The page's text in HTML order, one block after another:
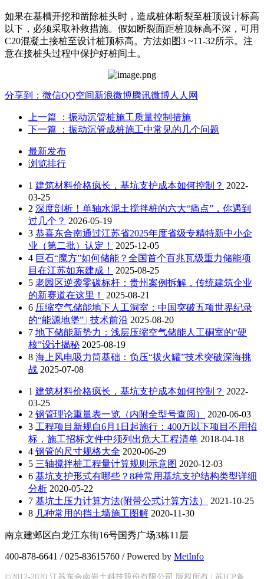
如果在基槽开挖和凿除桩头时，造成桩体断裂至桩顶设计标高
以下，必须采取补救措施。假如断裂面距桩顶标高不深，可用
C20混凝土接桩至设计桩顶标高。方法如图3 ~11-32所示。注
意在接桩头过程中保护好桩间土。
分享到： 微信QQ空间新浪微博腾讯微博人人网
上一篇
：振动沉管桩施工质量控制措施
下一篇
：振动沉管成桩施工中常见的几个问题
最新发布
浏览排行
1 建筑材料价格疯长，基坑支护成本如何控制？ 2022-
03-25
2 深度剖析！单轴水泥土搅拌桩的六大“痛点”，你遇到
过几个？ 2026-05-19
3 恭喜东合南通过江苏省2025年度省级专精特新中小企
业（第二批）认定！
2025-12-05
4 巨石“魔方”如何储能？全国首个百兆瓦级重力储能项
目在江苏如东建成！
2025-08-25
5 老园区逆袭零碳标杆：贵州案例拆解，传统建筑企业
的新赛道在这里！
2025-08-21
6 压缩空气储能地下人工洞室：中国突破五项世界纪录
的“能源地堡” | 技术前沿 2025-08-20
7 地下储能新势力：浅层压缩空气储能人工硐室的“硬
核”设计揭秘 2025-08-19
8 海上风电吸力筒基础：负压“拔火罐”技术突破深海挑
战 2025-07-08
1 建筑材料价格疯长，基坑支护成本如何控制？ 2022-
03-25
2 钢管理论重量表一览（内附全型号查阅）
2020-06-03
3 工程项目新规自6月1日起施行：400万以下项目不用招
标，施工招标文件中须列出危大工程清单 2018-04-18
4 钢管的尺寸规格大全 2020-06-29
5 三轴搅拌桩工程量计算规则示意图 2020-12-03
6 基坑支护形式有哪些？8种常用基坑支护结构类型详细
分析 2020-05-22
7 基坑土压力计算方法(附带公式计算方法）
2021-10-25
8 几种常用的挡土墙施工图解 2020-11-30
南京建邺区白龙江东街16号国秀广场3栋11层
400-878-6641 / 025-83615760 / Powered by MetInfo
©2012-2020 江苏东合南岩土科技股份有限公司 版权所有 | 苏ICP备